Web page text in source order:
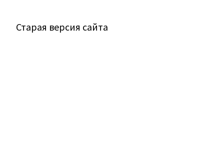
Старая версия сайта